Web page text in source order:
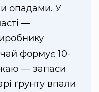
опадами. У
—
формує 10-
— запаси
ґрунту впали